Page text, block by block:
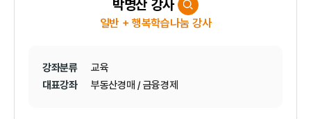
박명산 강사
일반 + 행복학습나눔 강사
강좌분류
교육
대표강좌
부동산경매 / 금융경제